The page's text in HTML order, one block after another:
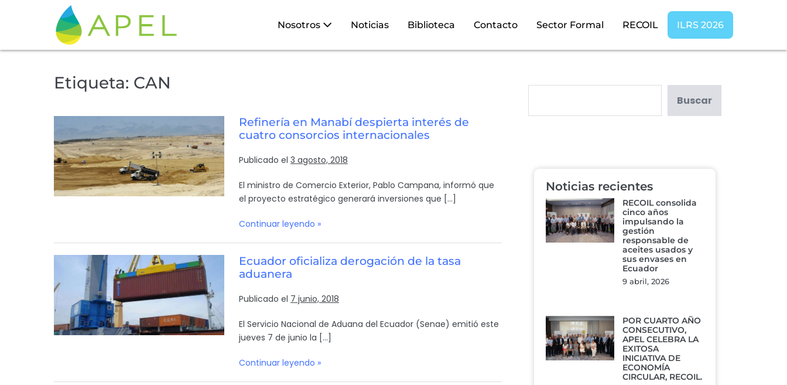
Nosotros Noticias Biblioteca Contacto Sector Formal RECOIL ILRS 2026
Etiqueta: CAN
Refinería en Manabí despierta interés de
cuatro consorcios internacionales
Publicado el 3 agosto, 2018
El ministro de Comercio Exterior, Pablo Campana, informó que
el proyecto estratégico generará inversiones que […]
Continuar leyendo »
Ecuador oficializa derogación de la tasa
aduanera
Publicado el 7 junio, 2018
El Servicio Nacional de Aduana del Ecuador (Senae) emitió este
jueves 7 de junio la […]
Continuar leyendo »
Buscar
Noticias recientes
RECOIL consolida
cinco años
impulsando la
gestión
responsable de
aceites usados y
sus envases en
Ecuador
9 abril, 2026
POR CUARTO AÑO
CONSECUTIVO,
APEL CELEBRA LA
EXITOSA
INICIATIVA DE
ECONOMÍA
CIRCULAR, RECOIL.